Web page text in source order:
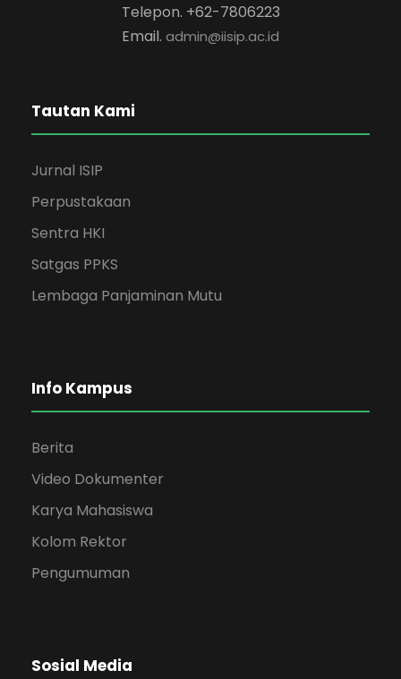
Telepon. +62-7806223
Email. admin@iisip.ac.id
Tautan Kami
Jurnal ISIP
Perpustakaan
Sentra HKI
Satgas PPKS
Lembaga Panjaminan Mutu
Info Kampus
Berita
Video Dokumenter
Karya Mahasiswa
Kolom Rektor
Pengumuman
Sosial Media